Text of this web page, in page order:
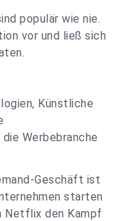
populär wie nie.
vor und ließ sich
Künstliche
Werbebranche
Geschäft ist
starten
Netflix den Kampf